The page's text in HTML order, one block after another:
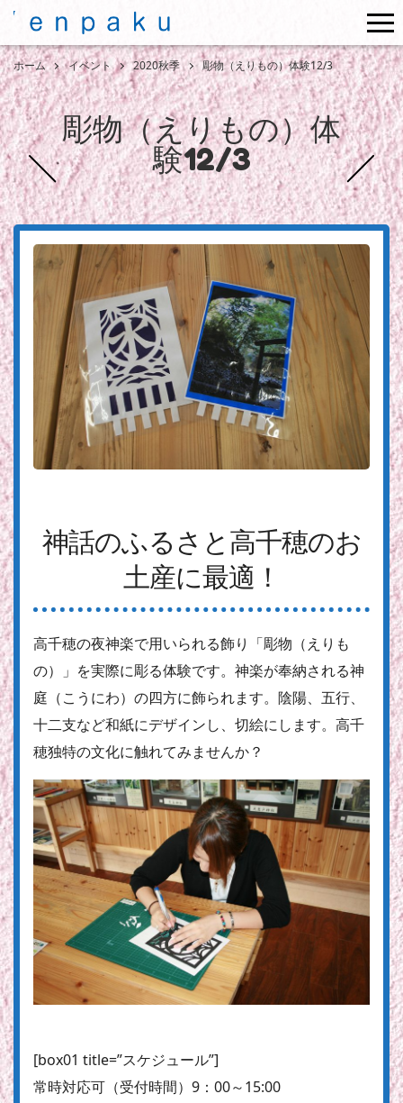
ホーム イベント 2020秋季 彫物（えりもの）体験12/3
彫物（えりもの）体
験12/3
神話のふるさと高千穂のお
土産に最適！
高千穂の夜神楽で用いられる飾り「彫物（えりも
の）」を実際に彫る体験です。神楽が奉納される神
庭（こうにわ）の四方に飾られます。陰陽、五行、
十二支など和紙にデザインし、切絵にします。高千
穂独特の文化に触れてみませんか？
[box01 title=”スケジュール”]
常時対応可 （受付時間）9：00～15:00